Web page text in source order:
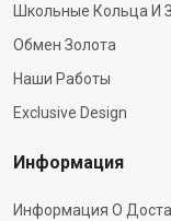
Школьные Кольца И
Обмен Золота
Наши Работы
Exclusive Design
Информация
Информация О